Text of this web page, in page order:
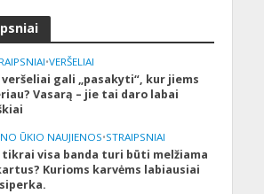
•VERŠELIAI
gali „pasakyti“, kur jiems
Vasarą – jie tai daro labai
ŪKIO NAUJIENOS•STRAIPSNIAI
tikrai visa banda turi būti melžiama
Kurioms karvėms labiausiai